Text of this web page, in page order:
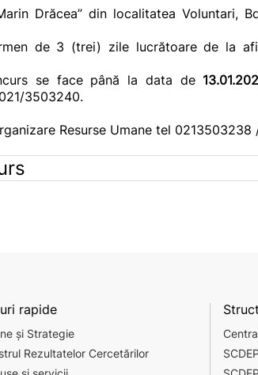
Drăcea” din localitatea Voluntari,
de 3 (trei) zile lucrătoare de la
se face până la data de
3503240.
Resurse Umane tel 0213503238
rapide
și Strategie
Rezultatelor Cercetărilor